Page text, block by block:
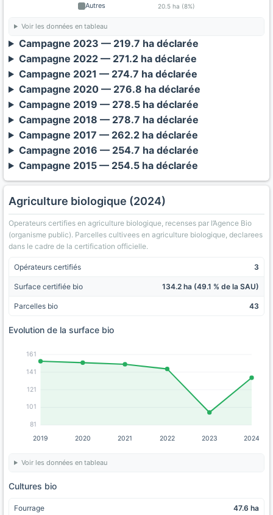
Autres 20.5 ha (8%)
Voir les données en tableau
Campagne 2023 — 219.7 ha déclarée
Campagne 2022 — 271.2 ha déclarée
Campagne 2021 — 274.7 ha déclarée
Campagne 2020 — 276.8 ha déclarée
Campagne 2019 — 278.5 ha déclarée
Campagne 2018 — 278.7 ha déclarée
Campagne 2017 — 262.2 ha déclarée
Campagne 2016 — 254.7 ha déclarée
Campagne 2015 — 254.5 ha déclarée
Agriculture biologique (2024)
Operateurs certifies en agriculture biologique, recenses par l’Agence Bio
(organisme public). Parcelles cultivees en agriculture biologique, declarees
dans le cadre de la certification officielle.
Opérateurs certifiés 3
Surface certifiée bio 134.2 ha (49.1 % de la SAU)
Parcelles bio 43
Evolution de la surface bio
81
101
121
141
161
2019 2020 2021 2022 2023 2024
Voir les données en tableau
Cultures bio
Fourrage 47.6 ha